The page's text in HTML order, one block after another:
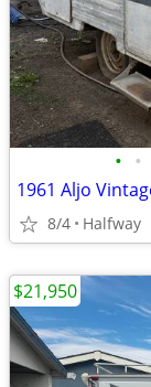
• •
1961 Aljo
8/4 Halfway
$21,950